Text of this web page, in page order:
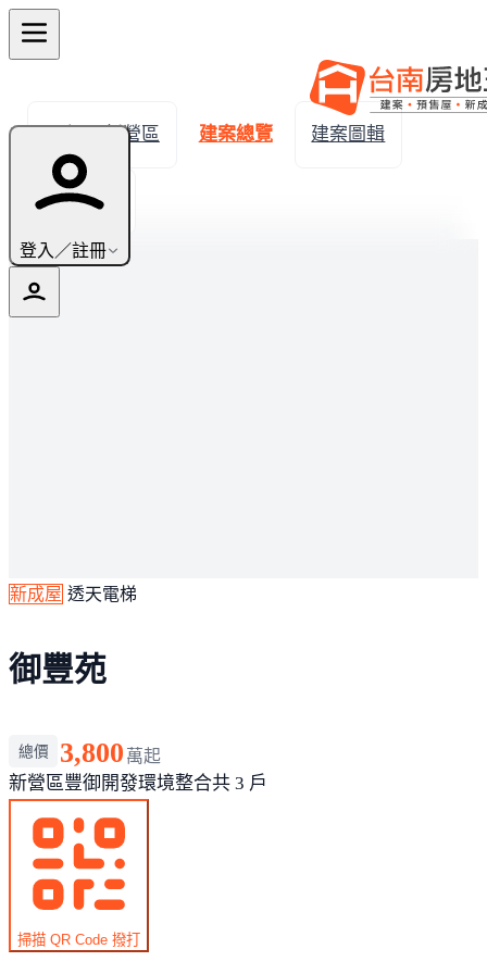
登入／註冊
← 返回新營區 建案總覽 建案圖輯
生活機能
新成屋 透天電梯
御豐苑
總價 3,800 萬起
新營區豐御開發環境整合共 3 戶
掃描 QR Code 撥打